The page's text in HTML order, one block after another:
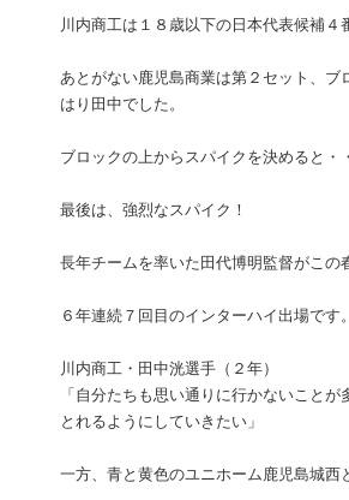
川内商工は１８歳以下の日本代表候補４
あとがない鹿児島商業は第２セット、
はり田中でした。
ブロックの上からスパイクを決めると・
最後は、強烈なスパイク！
長年チームを率いた田代博明監督がこの
６年連続７回目のインターハイ出場です。
川内商工・田中洸選手（２年）
「自分たちも思い通りに行かないこと
とれるようにしていきたい」
一方、青と黄色のユニホーム鹿児島城西